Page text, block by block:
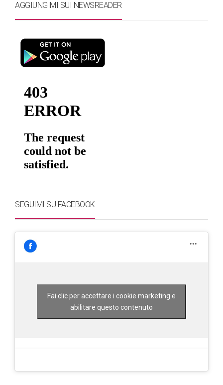
AGGIUNGIMI SUI NEWSREADER
SEGUIMI SU FACEBOOK
Fai clic per accettare i cookie marketing e
abilitare questo contenuto